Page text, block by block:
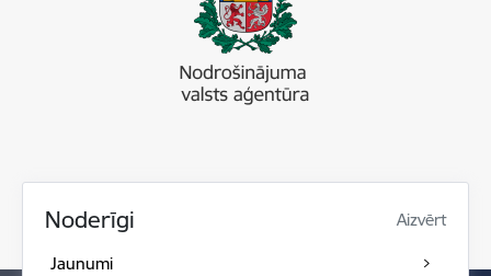
Noderīgi Aizvērt
Jaunumi